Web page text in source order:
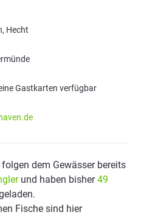
Hecht
Gastkarten verfügbar
dem Gewässer bereits
und haben bisher49
Fische sind hier